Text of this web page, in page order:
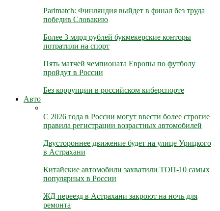
Parimatch: Финляндия выйдет в финал без труда
победив Словакию
Более 3 млрд рублей букмекерские конторы
потратили на спорт
Пять матчей чемпионата Европы по футболу
пройдут в России
Без коррупции в российском киберспорте
Авто
С 2026 года в России могут ввести более строгие
правила регистрации возрастных автомобилей
Двустороннее движение будет на улице Урицкого
в Астрахани
Китайские автомобили захватили ТОП-10 самых
популярных в России
ЖД переезд в Астрахани закроют на ночь для
ремонта